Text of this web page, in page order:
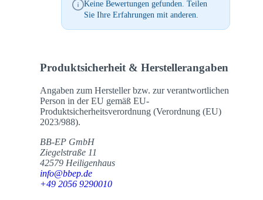
Keine Bewertungen gefunden. Teilen
Sie Ihre Erfahrungen mit anderen.
Produktsicherheit & Herstellerangaben
Angaben zum Hersteller bzw. zur verantwortlichen
Person in der EU gemäß EU-
Produktsicherheitsverordnung (Verordnung (EU)
2023/988).
BB-EP GmbH
Ziegelstraße 11
42579 Heiligenhaus
info@bbep.de
+49 2056 9290010